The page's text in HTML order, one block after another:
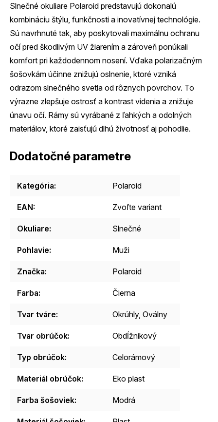
Slnečné okuliare Polaroid predstavujú dokonalú
kombináciu štýlu, funkčnosti a inovatívnej technológie.
Sú navrhnuté tak, aby poskytovali maximálnu ochranu
očí pred škodlivým UV žiarením a zároveň ponúkali
komfort pri každodennom nosení. Vďaka polarizačným
šošovkám účinne znižujú oslnenie, ktoré vzniká
odrazom slnečného svetla od rôznych povrchov. To
výrazne zlepšuje ostrosť a kontrast videnia a znižuje
únavu očí. Rámy sú vyrábané z ľahkých a odolných
materiálov, ktoré zaisťujú dlhú životnosť aj pohodlie.
Dodatočné parametre
Kategória: Polaroid
EAN: Zvoľte variant
Okuliare: Slnečné
Pohlavie: Muži
Značka: Polaroid
Farba: Čierna
Tvar tváre: Okrúhly, Oválny
Tvar obrúčok: Obdĺžnikový
Typ obrúčok: Celorámový
Materiál obrúčok: Eko plast
Farba šošoviek: Modrá